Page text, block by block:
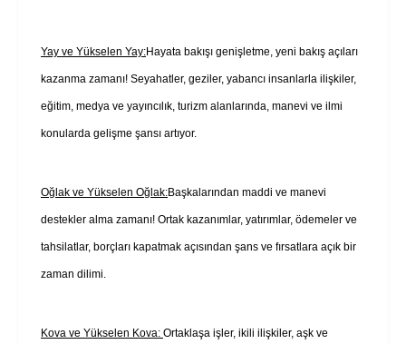
Yay ve Yükselen Yay:Hayata bakışı genişletme, yeni bakış açıları
kazanma zamanı! Seyahatler, geziler, yabancı insanlarla ilişkiler,
eğitim, medya ve yayıncılık, turizm alanlarında, manevi ve ilmi
konularda gelişme şansı artıyor.
Oğlak ve Yükselen Oğlak:Başkalarından maddi ve manevi
destekler alma zamanı! Ortak kazanımlar, yatırımlar, ödemeler ve
tahsilatlar, borçları kapatmak açısından şans ve fırsatlara açık bir
zaman dilimi.
Kova ve Yükselen Kova: Ortaklaşa işler, ikili ilişkiler, aşk ve